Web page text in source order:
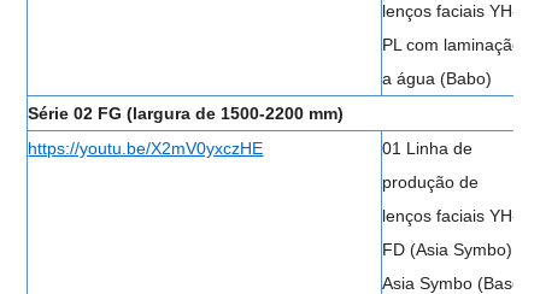
lenços faciais YH-
PL com laminação
a água (Babo)
Série 02 FG (largura de 1500-2200 mm)
https://youtu.be/X2mV0yxczHE
01 Linha de
produção de
lenços faciais YH-
FD (Asia Symbo)
Asia Symbo (Base